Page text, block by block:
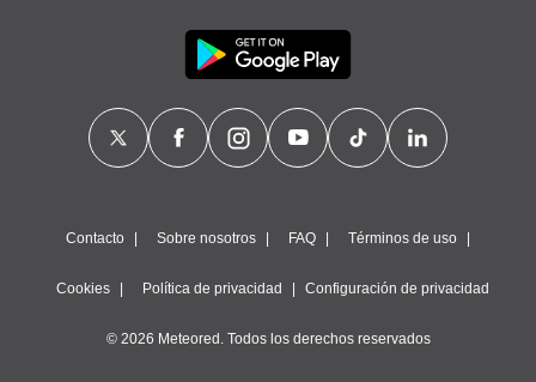
Contacto Sobre nosotros FAQ Términos de uso
Cookies Política de privacidad Configuración de privacidad
© 2026 Meteored. Todos los derechos reservados